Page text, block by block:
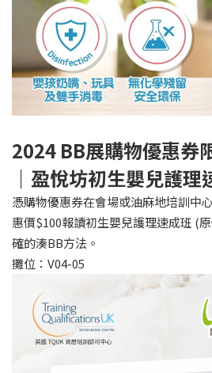
2024 BB展購物優惠券
｜盈悅坊初生嬰兒護理
憑購物優惠券在會場或油麻地培訓中
惠價$100報讀初生嬰兒護理速成班 (
確的湊BB方法。
攤位：V04-05